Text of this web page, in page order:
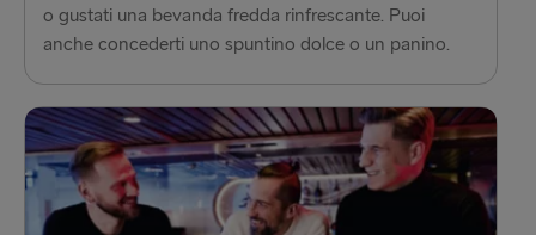
o gustati una bevanda fredda rinfrescante. Puoi
anche concederti uno spuntino dolce o un panino.